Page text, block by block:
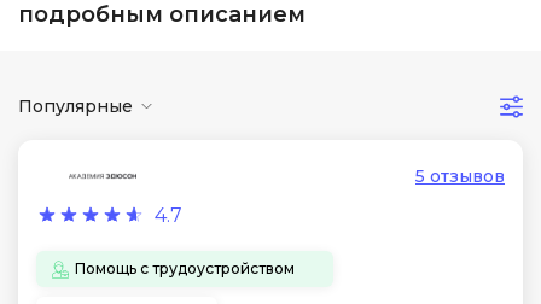
подробным описанием
Популярные
4.7
5 отзывов
Помощь с трудоустройством